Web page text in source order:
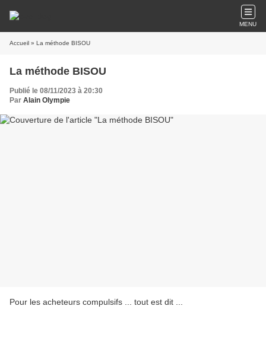
MENU
Accueil » La méthode BISOU
La méthode BISOU
Publié le 08/11/2023 à 20:30
Par Alain Olympie
Pour les acheteurs compulsifs ... tout est dit ...